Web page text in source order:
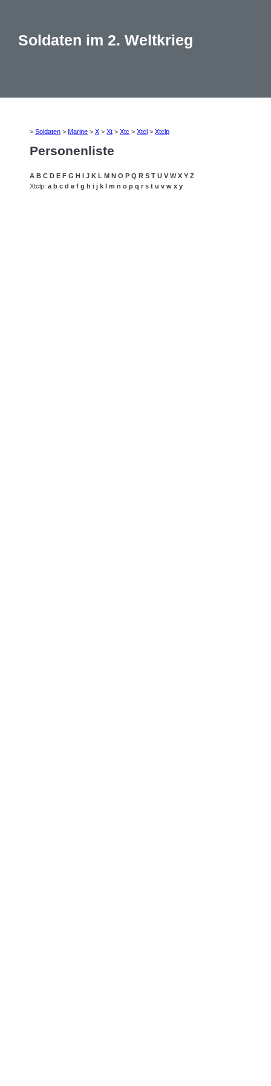
Soldaten im 2. Weltkrieg
> Soldaten > Marine > X > Xt > Xtc > Xtcl > Xtclp
Personenliste
A B C D E F G H I J K L M N O P Q R S T U V W X Y Z
Xtclp: a b c d e f g h i j k l m n o p q r s t u v w x y